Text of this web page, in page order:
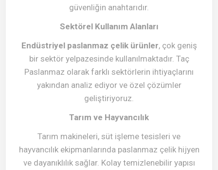
güvenliğin anahtarıdır.
Sektörel Kullanım Alanları
Endüstriyel paslanmaz çelik ürünler, çok geniş
bir sektör yelpazesinde kullanılmaktadır. Taç
Paslanmaz olarak farklı sektörlerin ihtiyaçlarını
yakından analiz ediyor ve özel çözümler
geliştiriyoruz.
Tarım ve Hayvancılık
Tarım makineleri, süt işleme tesisleri ve
hayvancılık ekipmanlarında paslanmaz çelik hijyen
ve dayanıklılık sağlar. Kolay temizlenebilir yapısı